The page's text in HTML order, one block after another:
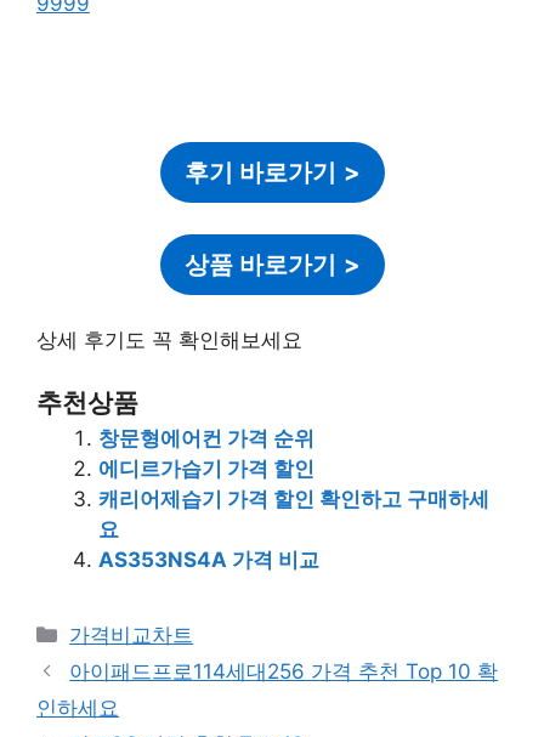
후기 바로가기 >
상품 바로가기 >
상세 후기도 꼭 확인해보세요
추천상품
창문형에어컨 가격 순위
에디르가습기 가격 할인
캐리어제습기 가격 할인 확인하고 구매하세
요
AS353NS4A 가격 비교
카
테
고
리
가격비교차트
아이패드프로114세대256 가격 추천 Top 10 확
인하세요